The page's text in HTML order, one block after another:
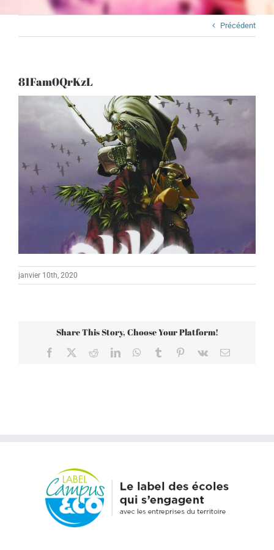
Précédent
81Fam0QrKzL
janvier 10th, 2020
Share This Story, Choose Your Platform!
Facebook RedditLinkedInWhatsApp
Tumblr Pinterest
Vk Email